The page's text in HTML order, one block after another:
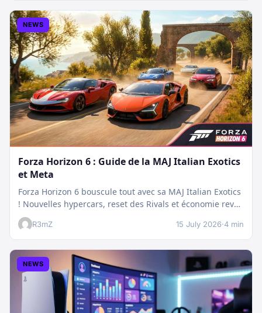
NEWS
Forza Horizon 6 : Guide de la MAJ Italian Exotics
et Meta
Forza Horizon 6 bouscule tout avec sa MAJ Italian Exotics
! Nouvelles hypercars, reset des Rivals et économie revue
:…
R3mZ 15 July 2026·4 min
NEWS